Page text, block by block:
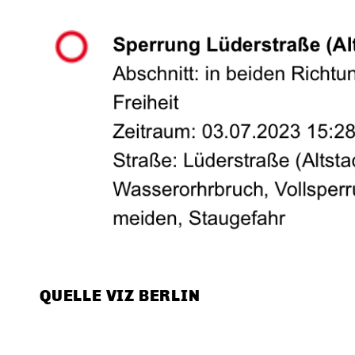
QUELLE VIZ BERLIN